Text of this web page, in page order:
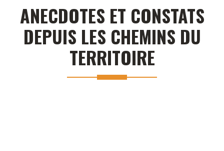
ANECDOTES ET CONSTATS
DEPUIS LES CHEMINS DU
TERRITOIRE